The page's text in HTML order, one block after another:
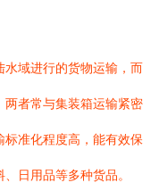
水域进行的货物运输，而
两者常与集装箱运输紧密
准化程度高，能有效保
日用品等多种货品。